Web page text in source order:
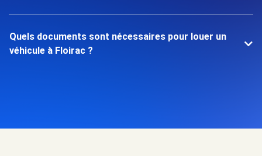
Quels documents sont nécessaires pour louer un
véhicule à Floirac ?